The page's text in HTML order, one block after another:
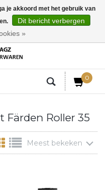
0
Roller 35
Meest bekeken
je akkoord met het gebruik van
Dit bericht verbergen
»